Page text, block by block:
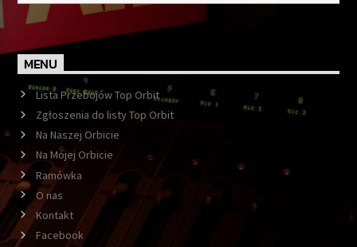
MENU
Lista Przebojów Top Orbit
Zgłoszenia do listy Top Orbit
Na Naszej Orbicie
Na Mojej Orbicie
Ramówka
O nas
Kontakt
Facebook